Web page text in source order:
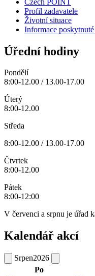
Profil zadavatele
Životní situace
Informace
Úřední hodiny
Pondělí
8:00-12.00 / 13.00-17.00
Úterý
8:00-12.00
Středa
8:00-12.00 / 13.00-17.00
Čtvrtek
8:00-12.00
Pátek
8:00-12:00
V červenci a srpnu je úřad
Kalendář akcí
Srpen2026
Po